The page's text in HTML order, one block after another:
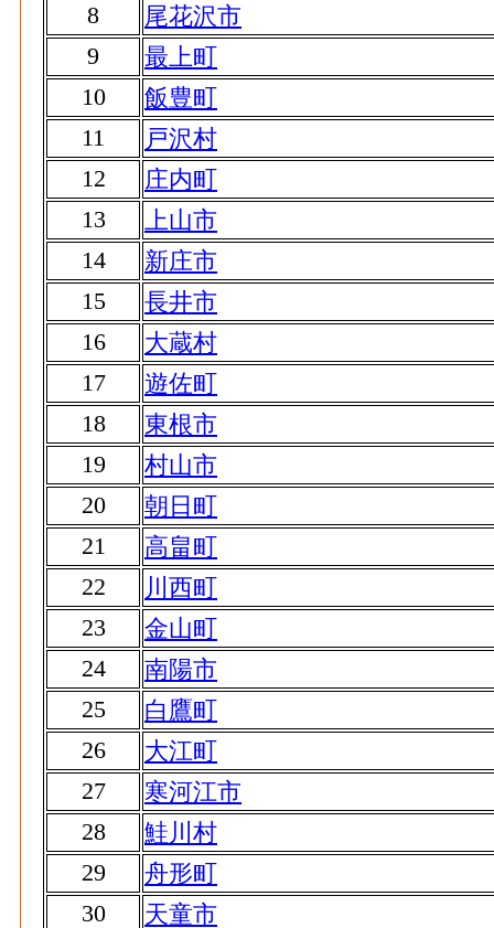
8
尾花沢市
9
最上町
10
飯豊町
11
戸沢村
12
庄内町
13
上山市
14
新庄市
15
長井市
16
大蔵村
17
遊佐町
18
東根市
19
村山市
20
朝日町
21
高畠町
22
川西町
23
金山町
24
南陽市
25
白鷹町
26
大江町
27
寒河江市
28
鮭川村
29
舟形町
30
天童市